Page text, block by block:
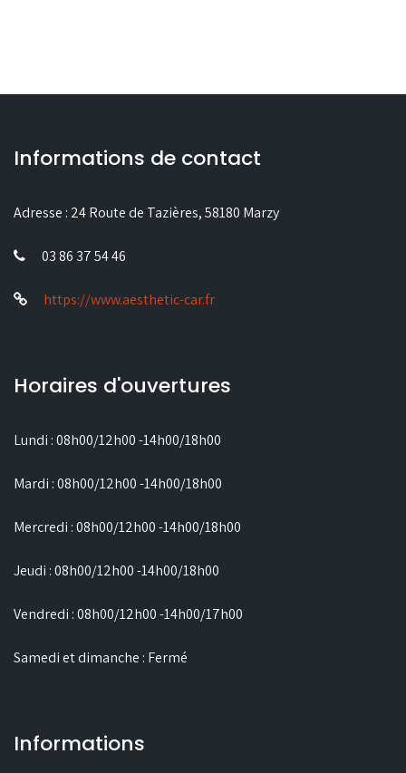
Informations de contact
Adresse : 24 Route de Tazières, 58180 Marzy
03 86 37 54 46
https://www.aesthetic-car.fr
Horaires d'ouvertures
Lundi : 08h00/12h00 -14h00/18h00
Mardi : 08h00/12h00 -14h00/18h00
Mercredi : 08h00/12h00 -14h00/18h00
Jeudi : 08h00/12h00 -14h00/18h00
Vendredi : 08h00/12h00 -14h00/17h00
Samedi et dimanche : Fermé
Informations